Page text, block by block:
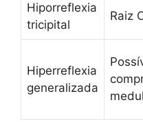
Hiporreflexia
tricipital
Raiz
Hiperreflexia
generalizada